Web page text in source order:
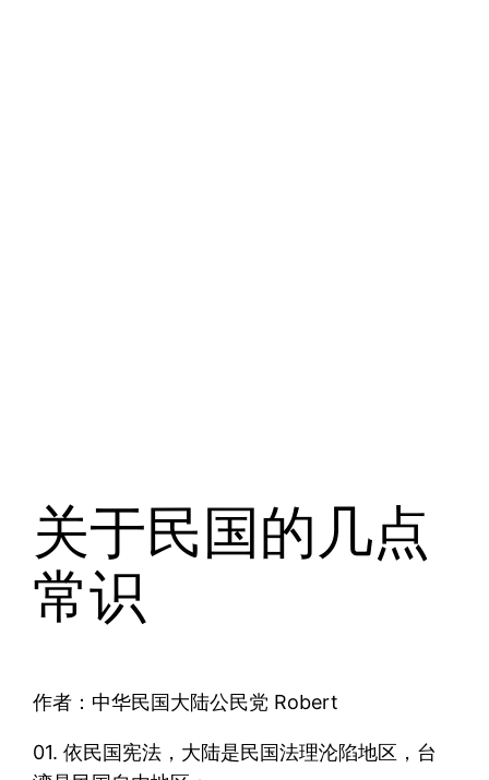
关于民国的几点
常识
作者：中华民国大陆公民党 Robert
01. 依民国宪法，大陆是民国法理沦陷地区，台